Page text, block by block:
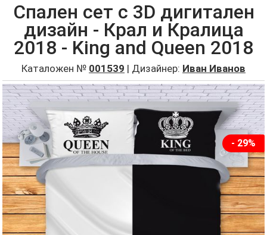
Спален сет с 3D дигитален
дизайн - Крал и Кралица
2018 - King and Queen 2018
Каталожен № 001539 | Дизайнер: Иван Иванов
- 29%